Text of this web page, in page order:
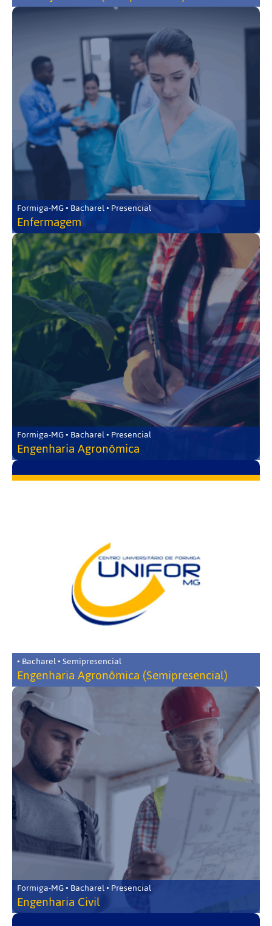
Formiga-MG • Bacharel • Presencial
Enfermagem
Formiga-MG • Bacharel • Presencial
Engenharia Agronômica
• Bacharel • Semipresencial
Engenharia Agronômica (Semipresencial)
Formiga-MG • Bacharel • Presencial
Engenharia Civil